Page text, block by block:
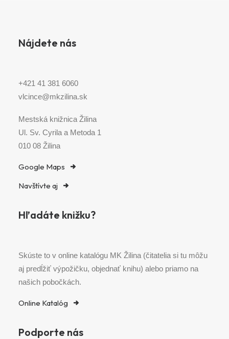
Nájdete nás
+421 41 381 6060
vlcince@mkzilina.sk
Mestská knižnica Žilina
Ul. Sv. Cyrila a Metoda 1
010 08 Žilina
Google Maps
Navštívte aj
Hľadáte knižku?
Skúste to v online katalógu MK Žilina (čitatelia si tu môžu
aj predĺžiť výpožičku, objednať knihu) alebo priamo na
našich pobočkách.
Online Katalóg
Podporte nás